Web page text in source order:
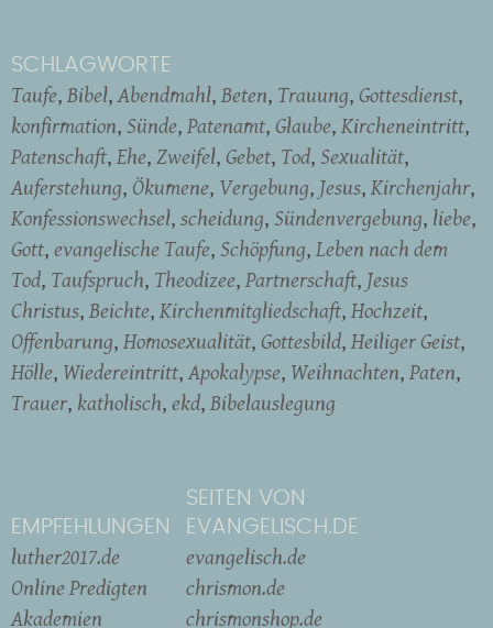
SCHLAGWORTE
Taufe Bibel Abendmahl Beten Trauung Gottesdienst
konfirmation Sünde Patenamt Glaube Kircheneintritt
Patenschaft Ehe Zweifel Gebet Tod Sexualität
Auferstehung Ökumene Vergebung Jesus Kirchenjahr
Konfessionswechsel scheidung Sündenvergebung liebe
Gott evangelische Taufe Schöpfung Leben nach dem
Tod Taufspruch Theodizee Partnerschaft Jesus
Christus Beichte Kirchenmitgliedschaft Hochzeit
Offenbarung Homosexualität Gottesbild Heiliger Geist
Hölle Wiedereintritt Apokalypse Weihnachten Paten
Trauer katholisch ekd Bibelauslegung
EMPFEHLUNGEN
luther2017.de
Online Predigten
Akademien
SEITEN VON
EVANGELISCH.DE
evangelisch.de
chrismon.de
chrismonshop.de